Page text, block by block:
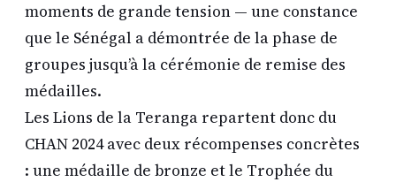
moments de grande tension — une constance
que le Sénégal a démontrée de la phase de
groupes jusqu’à la cérémonie de remise des
médailles.
Les Lions de la Teranga repartent donc du
CHAN 2024 avec deux récompenses concrètes
: une médaille de bronze et le Trophée du